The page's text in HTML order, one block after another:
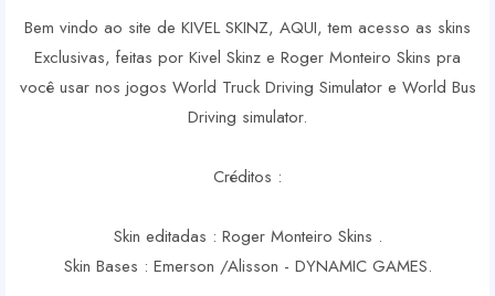
Bem vindo ao site de KIVEL SKINZ, AQUI, tem acesso as skins
Exclusivas, feitas por Kivel Skinz e Roger Monteiro Skins pra
você usar nos jogos World Truck Driving Simulator e World Bus
Driving simulator.
Créditos :
Skin editadas : Roger Monteiro Skins .
Skin Bases : Emerson /Alisson - DYNAMIC GAMES.